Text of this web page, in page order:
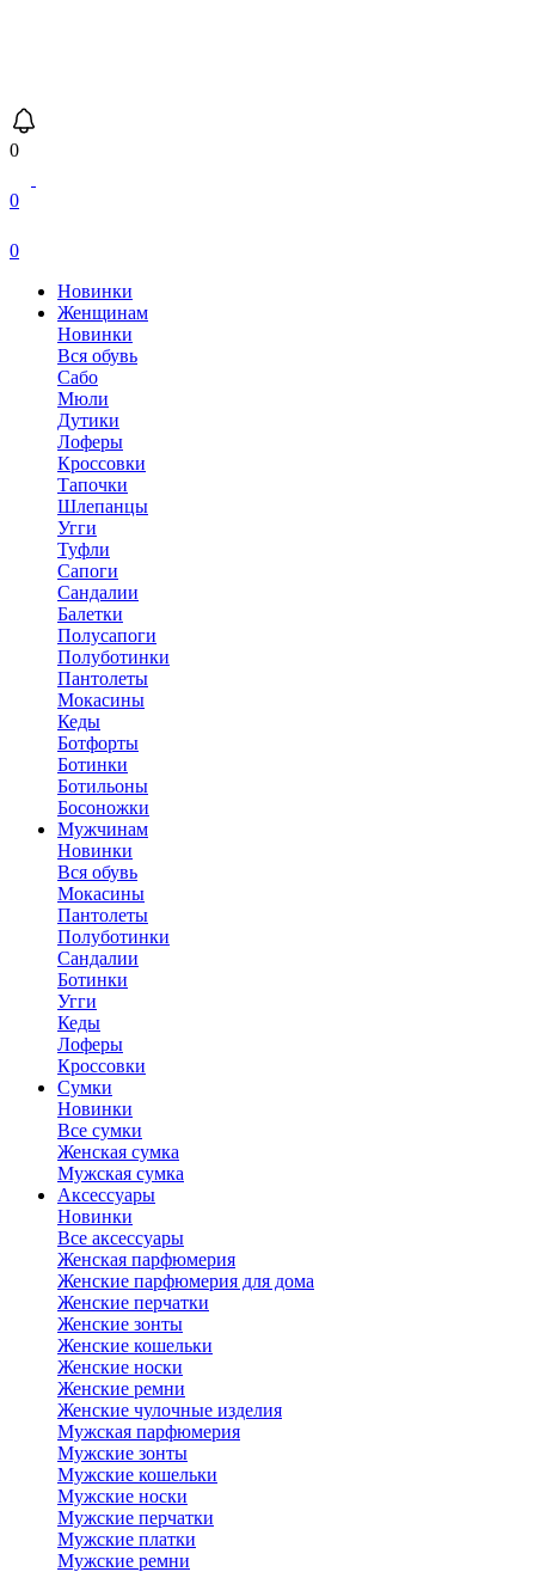
0
0
0
Новинки
Женщинам
Новинки
Вся обувь
Сабо
Мюли
Дутики
Лоферы
Кроссовки
Тапочки
Шлепанцы
Угги
Туфли
Сапоги
Сандалии
Балетки
Полусапоги
Полуботинки
Пантолеты
Мокасины
Кеды
Ботфорты
Ботинки
Ботильоны
Босоножки
Мужчинам
Новинки
Вся обувь
Мокасины
Пантолеты
Полуботинки
Сандалии
Ботинки
Угги
Кеды
Лоферы
Кроссовки
Сумки
Новинки
Все сумки
Женская сумка
Мужская сумка
Аксессуары
Новинки
Все аксессуары
Женская парфюмерия
Женские парфюмерия для дома
Женские перчатки
Женские зонты
Женские кошельки
Женские носки
Женские ремни
Женские чулочные изделия
Мужская парфюмерия
Мужские зонты
Мужские кошельки
Мужские носки
Мужские перчатки
Мужские платки
Мужские ремни